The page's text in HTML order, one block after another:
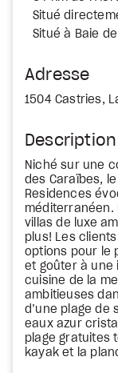
Situé
Situé à Baie
Adresse
1504 Castries,
Niché sur une
des Caraïbes,
Residences
méditerranéen.
villas de luxe
plus! Les
options pour le
et goûter à une
cuisine de la
ambitieuses
d’une plage de
eaux azur
plage gratuites
kayak et la